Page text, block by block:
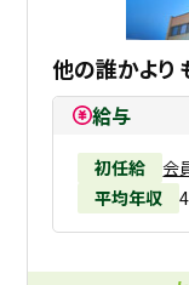
他の誰かより
給与
初任給
会
平均年収